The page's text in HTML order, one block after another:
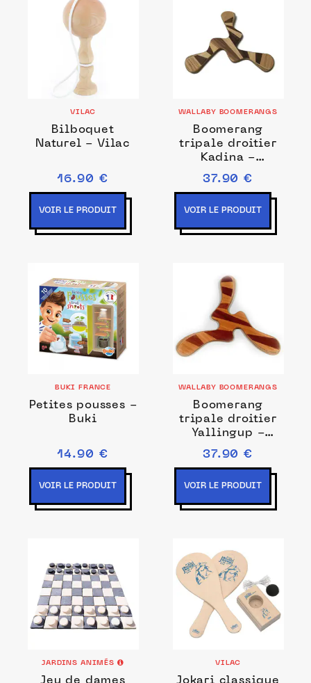
VILAC
Bilboquet
Naturel - Vilac
16.90 €
VOIR LE PRODUIT
WALLABY BOOMERANGS
Boomerang
tripale droitier
Kadina -
Marqueterie
37.90 €
VOIR LE PRODUIT
BUKI FRANCE
Petites pousses -
Buki
14.90 €
VOIR LE PRODUIT
WALLABY BOOMERANGS
Boomerang
tripale droitier
Yallingup -
Marqueterie
37.90 €
VOIR LE PRODUIT
JARDINS ANIMÉS VILAC